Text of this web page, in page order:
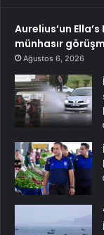
Aurelius’un
münhasır
Ağustos 6, 2026